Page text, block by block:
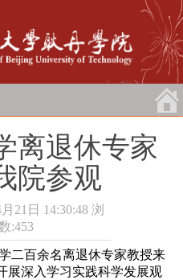
离退休专家
院参观
21日 14:30:48 浏
:453
二百余名离退休专家教授来
展深入学习实践科学发展观